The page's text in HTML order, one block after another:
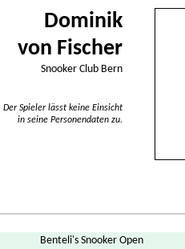
Dominik
von Fischer
Snooker Club Bern
Der Spieler lässt keine Einsicht
in seine Personendaten zu.
Benteli's Snooker Open